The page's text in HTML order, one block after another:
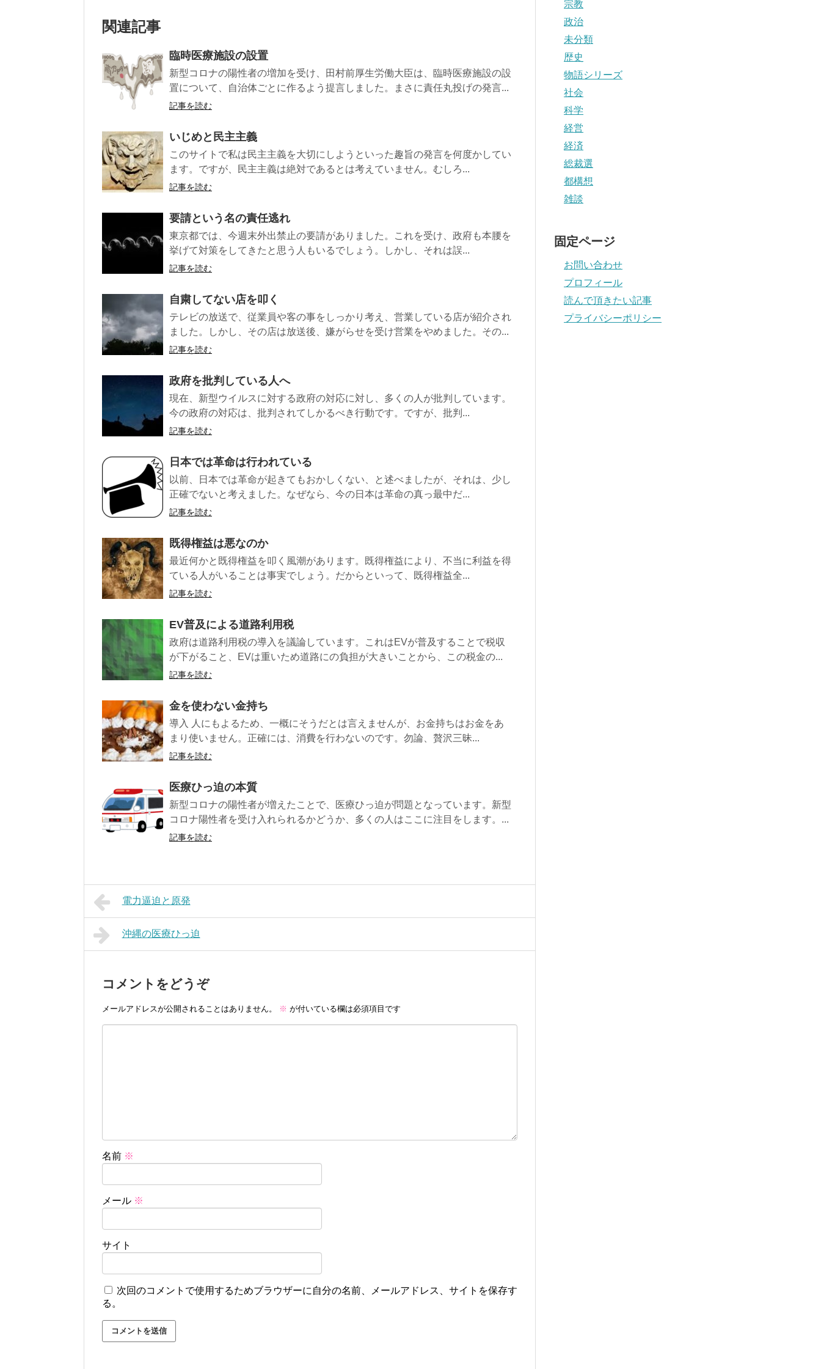
関連記事
臨時医療施設の設置
新型コロナの陽性者の増加を受け、田村前厚生労働大臣は、臨時医療施設の設
置について、自治体ごとに作るよう提言しました。まさに責任丸投げの発言...
記事を読む
いじめと民主主義
このサイトで私は民主主義を大切にしようといった趣旨の発言を何度かしてい
ます。ですが、民主主義は絶対であるとは考えていません。むしろ...
記事を読む
要請という名の責任逃れ
東京都では、今週末外出禁止の要請がありました。これを受け、政府も本腰を
挙げて対策をしてきたと思う人もいるでしょう。しかし、それは誤...
記事を読む
自粛してない店を叩く
テレビの放送で、従業員や客の事をしっかり考え、営業している店が紹介され
ました。しかし、その店は放送後、嫌がらせを受け営業をやめました。その...
記事を読む
政府を批判している人へ
現在、新型ウイルスに対する政府の対応に対し、多くの人が批判しています。
今の政府の対応は、批判されてしかるべき行動です。ですが、批判...
記事を読む
日本では革命は行われている
以前、日本では革命が起きてもおかしくない、と述べましたが、それは、少し
正確でないと考えました。なぜなら、今の日本は革命の真っ最中だ...
記事を読む
既得権益は悪なのか
最近何かと既得権益を叩く風潮があります。既得権益により、不当に利益を得
ている人がいることは事実でしょう。だからといって、既得権益全...
記事を読む
EV普及による道路利用税
政府は道路利用税の導入を議論しています。これはEVが普及することで税収
が下がること、EVは重いため道路にの負担が大きいことから、この税金の...
記事を読む
金を使わない金持ち
導入 人にもよるため、一概にそうだとは言えませんが、お金持ちはお金をあ
まり使いません。正確には、消費を行わないのです。勿論、贅沢三昧...
記事を読む
医療ひっ迫の本質
新型コロナの陽性者が増えたことで、医療ひっ迫が問題となっています。新型
コロナ陽性者を受け入れられるかどうか、多くの人はここに注目をします。...
記事を読む
電力逼迫と原発
沖縄の医療ひっ迫
コメントをどうぞ
メールアドレスが公開されることはありません。 ※ が付いている欄は必須項目です
名前 ※
メール ※
サイト
次回のコメントで使用するためブラウザーに自分の名前、メールアドレス、サイトを保存す
る。
宗教
政治
未分類
歴史
物語シリーズ
社会
科学
経営
経済
総裁選
都構想
雑談
固定ページ
お問い合わせ
プロフィール
読んで頂きたい記事
プライバシーポリシー